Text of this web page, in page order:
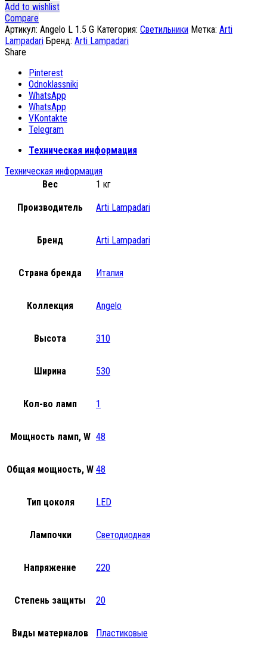
Add to wishlist
Compare
Артикул: Angelo L 1.5 G Категория: Светильники Метка: Arti
Lampadari Бренд: Arti Lampadari
Share
Pinterest
Odnoklassniki
WhatsApp
WhatsApp
VKontakte
Telegram
Техническая информация
Техническая информация
Вес
1 кг
Производитель Arti Lampadari
Бренд Arti Lampadari
Страна бренда Италия
Коллекция Angelo
Высота 310
Ширина 530
Кол-во ламп 1
Мощность ламп, W 48
Общая мощность, W 48
Тип цоколя LED
Лампочки Светодиодная
Напряжение 220
Степень защиты 20
Виды материалов Пластиковые